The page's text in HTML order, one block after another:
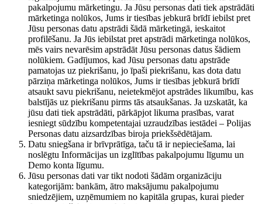
pakalpojumu mārketingu. Ja Jūsu personas dati tiek apstrādāti
mārketinga nolūkos, Jums ir tiesības jebkurā brīdī iebilst pret
Jūsu personas datu apstrādi šādā mārketingā, ieskaitot
profilēšanu. Ja Jūs iebilstat pret apstrādi mārketinga nolūkos,
mēs vairs nevarēsim apstrādāt Jūsu personas datus šādiem
nolūkiem. Gadījumos, kad Jūsu personas datu apstrāde
pamatojas uz piekrišanu, jo īpaši piekrišanu, kas dota datu
pārziņa mārketinga nolūkos, Jums ir tiesības jebkurā brīdī
atsaukt savu piekrišanu, neietekmējot apstrādes likumību, kas
balstījās uz piekrišanu pirms tās atsaukšanas. Ja uzskatāt, ka
jūsu dati tiek apstrādāti, pārkāpjot likuma prasības, varat
iesniegt sūdzību kompetentajai uzraudzības iestādei – Polijas
Personas datu aizsardzības biroja priekšsēdētājam.
Datu sniegšana ir brīvprātīga, taču tā ir nepieciešama, lai
noslēgtu Informācijas un izglītības pakalpojumu līgumu un
Demo konta līgumu.
Jūsu personas dati var tikt nodoti šādām organizāciju
kategorijām: bankām, ātro maksājumu pakalpojumu
sniedzējiem, uzņēmumiem no kapitāla grupas, kurai pieder